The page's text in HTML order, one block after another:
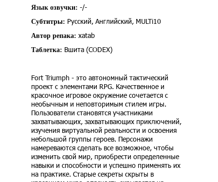
Язык озвучки: -/-
Субтитры: Русский, Английский, MULTi10
Автор репака: xatab
Таблетка: Вшита (CODEX)
Fort Triumph - это автономный тактический
проект с элементами RPG. Качественное и
красочное игровое окружение сочетается с
необычным и неповторимым стилем игры.
Пользователи становятся участниками
захватывающих, захватывающих приключений,
изучения виртуальной реальности и освоения
небольшой группы героев. Персонажи
намереваются сделать все возможное, чтобы
изменить свой мир, приобрести определенные
навыки и способности и успешно применять их
на практике. Старые секреты скрыты в